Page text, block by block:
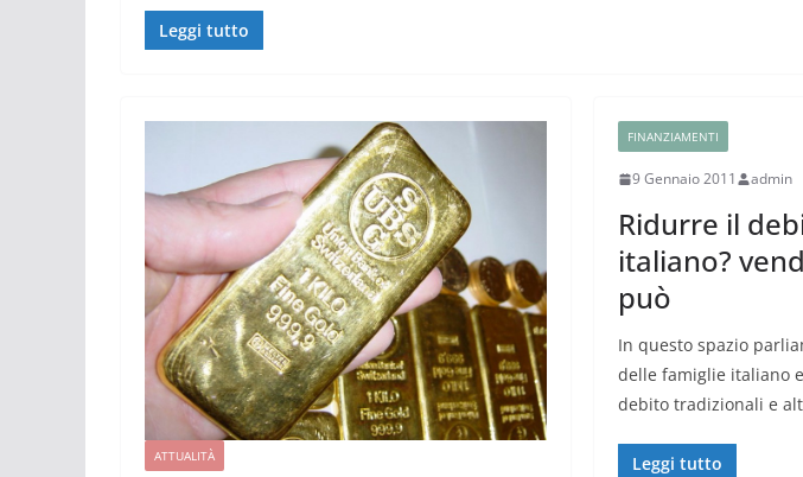
Leggi tutto
ATTUALITÀ
FINANZIAMENTI
9 Gennaio 2011 admin
Ridurre il
italiano?
può
In questo spazio
delle famiglie italiano
debito tradizionali e
Leggi tutto